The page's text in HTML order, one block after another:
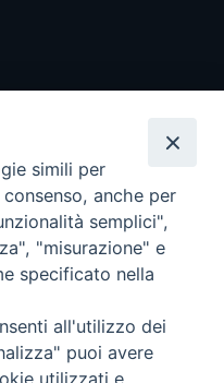
i diritti riservati - Vita
simili per
anche per
semplici",
"misurazione" e
specificato nella
all'utilizzo dei
puoi avere